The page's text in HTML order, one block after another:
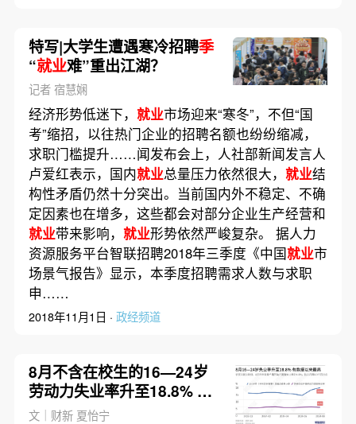
特写|大学生遭遇寒冷招聘季
“就业难”重出江湖？
记者 宿慧娴
经济形势低迷下， 就业市场迎来“寒冬”，不但“国
考”缩招，以往热门企业的招聘名额也纷纷缩减，
求职门槛提升……闻发布会上，人社部新闻发言人
卢爱红表示，国内就业总量压力依然很大， 就业结
构性矛盾仍然十分突出。当前国内外不稳定、不确
定因素也在增多，这些都会对部分企业生产经营和
就业带来影响， 就业形势依然严峻复杂。 据人力
资源服务平台智联招聘2018年三季度《中国就业市
场景气报告》显示，本季度招聘需求人数与求职
申……
2018年11月1日 · 政经频道
8月不含在校生的16—24岁
劳动力失业率升至18.8% 为
有数据以来最高
文｜财新 夏怡宁